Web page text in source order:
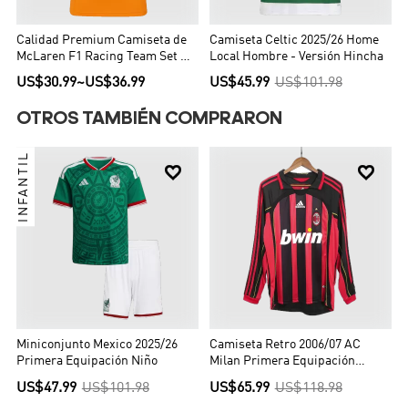
Calidad Premium Camiseta de
McLaren F1 Racing Team Set Up
T-Shirt Orange Hombre Naranja
US$30.99~US$36.99
Camiseta Celtic 2025/26 Home
Local Hombre - Versión Hincha
US$45.99 US$101.98
OTROS TAMBIÉN COMPRARON

INFANTIL
Miniconjunto Mexico 2025/26
Primera Equipación Niño
US$47.99 US$101.98

Camiseta Retro 2006/07 AC
Milan Primera Equipación
Manga Larga Local Hombre -
Versión Hincha
US$65.99 US$118.98